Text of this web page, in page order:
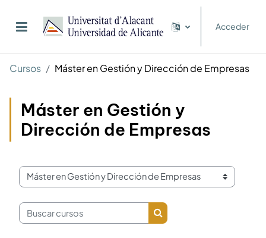
Panel lateral
Acceder
Cursos Máster en Gestión y Dirección de Empresas
Máster en Gestión y
Dirección de Empresas
Categorías
Buscar cursos
Buscar cursos